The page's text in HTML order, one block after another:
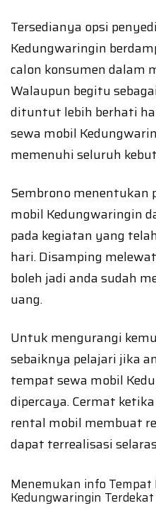
Tersedianya opsi
Kedungwaringin
calon konsumen dalam
Walaupun begitu
dituntut lebih berhati
sewa mobil
memenuhi seluruh
Sembrono menentukan
mobil Kedungwaringin
pada kegiatan yang
hari. Disamping
boleh jadi anda sudah
uang.
Untuk mengurangi
sebaiknya pelajari jika
tempat sewa mobil
dipercaya. Cermat
rental mobil membuat
dapat terrealisasi
Menemukan info Tempat
Kedungwaringin Terdekat